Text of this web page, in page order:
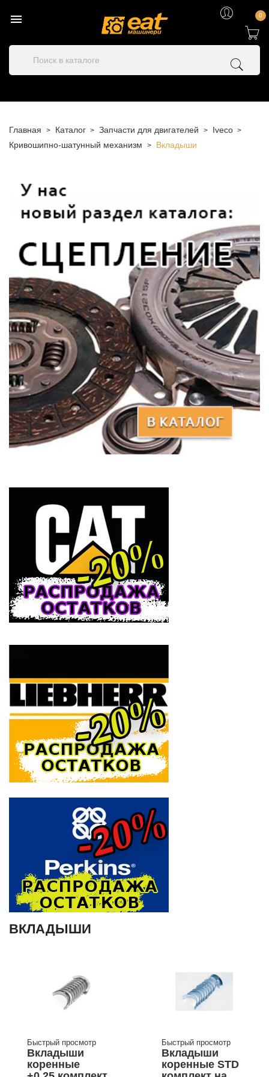
 0
Главная Каталог Запчасти для двигателей
Iveco
Кривошипно-шатунный механизм
Вкладыши
ВКЛАДЫШИ
Быстрый просмотр
Вкладыши
коренные
Быстрый просмотр
Вкладыши
коренные STD